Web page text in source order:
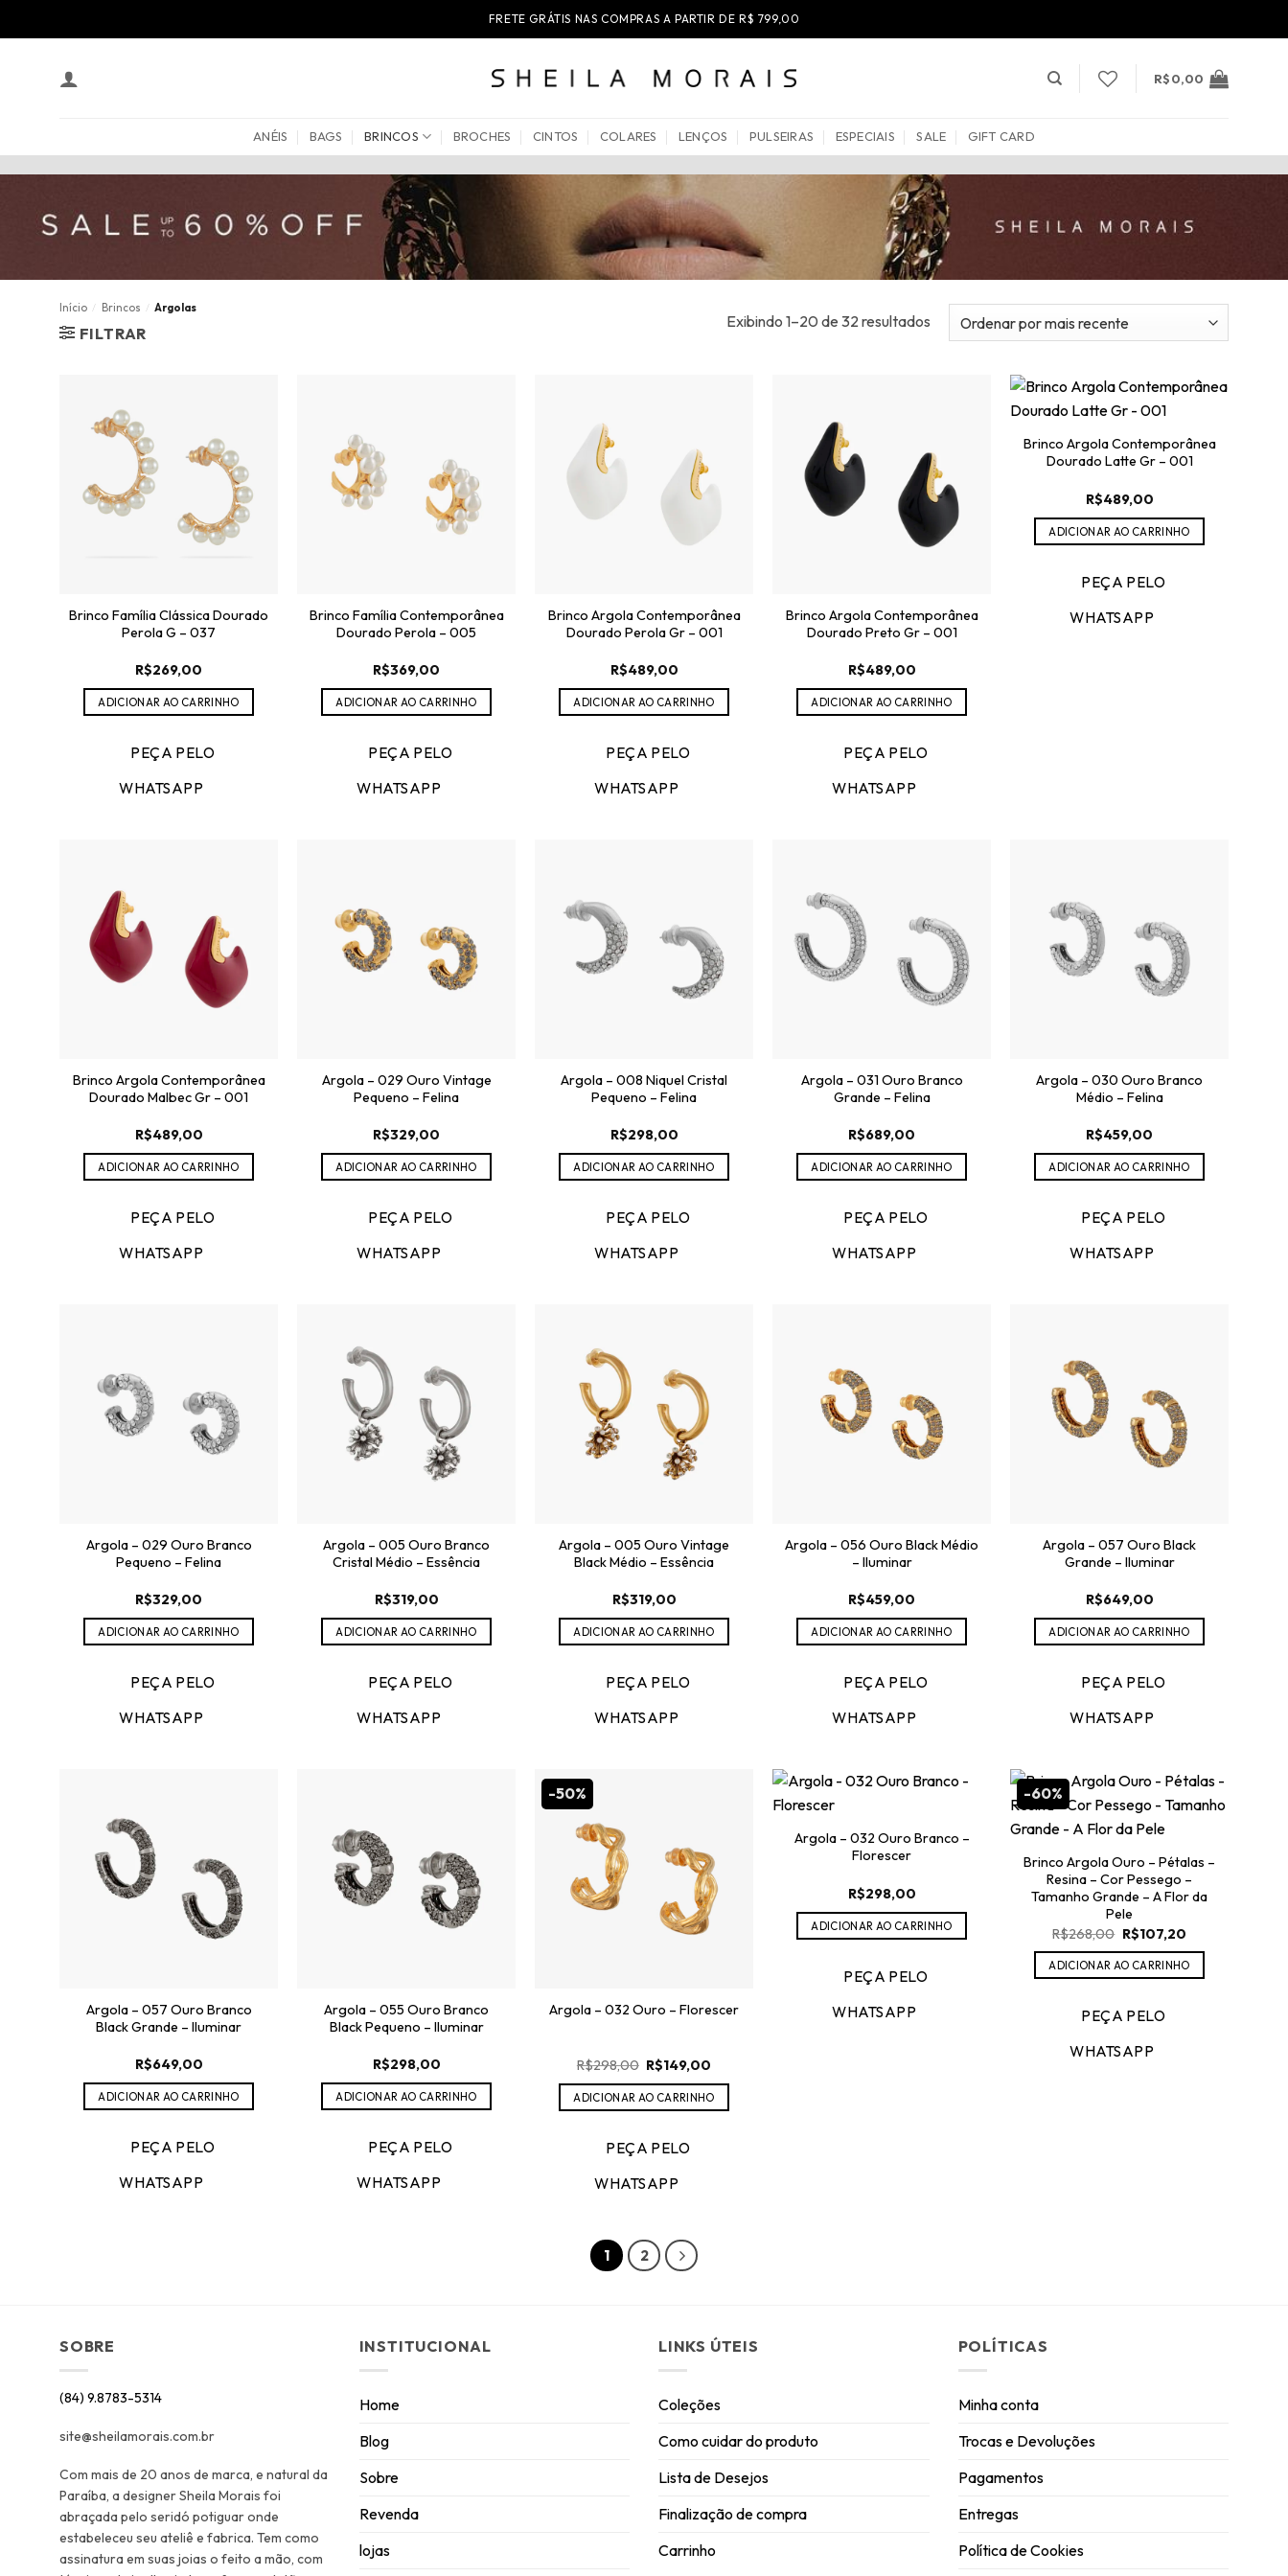
to
FRETE GRÁTIS NAS COMPRAS A PARTIR DE R$ 799,00
R$0,00
ANÉIS BAGS BRINCOS BROCHES CINTOS COLARES LENÇOS PULSEIRAS ESPECIAIS SALE GIFT CARD
Início / Brincos / Argolas
FILTRAR
Exibindo 1–20 de 32 resultadosClassificado
por
Brinco Família Clássica Dourado
Perola G – 037
R$269,00
ADICIONAR AO CARRINHO
PEÇA PELO
WHATSAPP
Brinco Família Contemporânea
Dourado Perola – 005
R$369,00
ADICIONAR AO CARRINHO
PEÇA PELO
WHATSAPP
Brinco Argola Contemporânea
Dourado Perola Gr – 001
R$489,00
ADICIONAR AO CARRINHO
PEÇA PELO
WHATSAPP
Brinco Argola Contemporânea
Dourado Preto Gr – 001
R$489,00
ADICIONAR AO CARRINHO
PEÇA PELO
WHATSAPP
Brinco Argola Contemporânea
Dourado Latte Gr – 001
R$489,00
ADICIONAR AO CARRINHO
PEÇA PELO
WHATSAPP
Brinco Argola Contemporânea
Dourado Malbec Gr – 001
R$489,00
ADICIONAR AO CARRINHO
PEÇA PELO
WHATSAPP
Argola – 029 Ouro Vintage
Pequeno – Felina
R$329,00
ADICIONAR AO CARRINHO
PEÇA PELO
WHATSAPP
Argola – 008 Niquel Cristal
Pequeno – Felina
R$298,00
ADICIONAR AO CARRINHO
PEÇA PELO
WHATSAPP
Argola – 031 Ouro Branco
Grande – Felina
R$689,00
ADICIONAR AO CARRINHO
PEÇA PELO
WHATSAPP
Argola – 030 Ouro Branco
Médio – Felina
R$459,00
ADICIONAR AO CARRINHO
PEÇA PELO
WHATSAPP
Argola – 029 Ouro Branco
Pequeno – Felina
R$329,00
ADICIONAR AO CARRINHO
PEÇA PELO
WHATSAPP
Argola – 005 Ouro Branco
Cristal Médio – Essência
R$319,00
ADICIONAR AO CARRINHO
PEÇA PELO
WHATSAPP
Argola – 005 Ouro Vintage
Black Médio – Essência
R$319,00
ADICIONAR AO CARRINHO
PEÇA PELO
WHATSAPP
Argola – 056 Ouro Black Médio
– Iluminar
R$459,00
ADICIONAR AO CARRINHO
PEÇA PELO
WHATSAPP
Argola – 057 Ouro Black
Grande – Iluminar
R$649,00
ADICIONAR AO CARRINHO
PEÇA PELO
WHATSAPP
Argola – 057 Ouro Branco
Black Grande – Iluminar
R$649,00
ADICIONAR AO CARRINHO
PEÇA PELO
WHATSAPP
Argola – 055 Ouro Branco
Black Pequeno – Iluminar
R$298,00
ADICIONAR AO CARRINHO
PEÇA PELO
WHATSAPP
-50%
Argola – 032 Ouro – Florescer
R$298,00 O
preço
original
era:
R$149,00
atual
é:
ADICIONAR AO CARRINHO
PEÇA PELO
WHATSAPP
Argola – 032 Ouro Branco –
Florescer
R$298,00
ADICIONAR AO CARRINHO
PEÇA PELO
WHATSAPP
-60%
Brinco Argola Ouro – Pétalas –
Resina – Cor Pessego –
Tamanho Grande – A Flor da
Pele
R$268,00 O
preço
original
era:
R$107,20O
atual
é:
ADICIONAR AO CARRINHO
PEÇA PELO
WHATSAPP
1 2
SOBRE
(84) 9.8783-5314
site@sheilamorais.com.br
Com mais de 20 anos de marca, e natural da
Paraíba, a designer Sheila Morais foi
abraçada pelo seridó potiguar onde
estabeleceu seu ateliê e fabrica. Tem como
assinatura em suas joias o feito a mão, com
INSTITUCIONAL
Home
Blog
Sobre
Revenda
lojas
LINKS ÚTEIS
Coleções
Como cuidar do produto
Lista de Desejos
Finalização de compra
Carrinho
POLÍTICAS
Minha conta
Trocas e Devoluções
Pagamentos
Entregas
Política de Cookies